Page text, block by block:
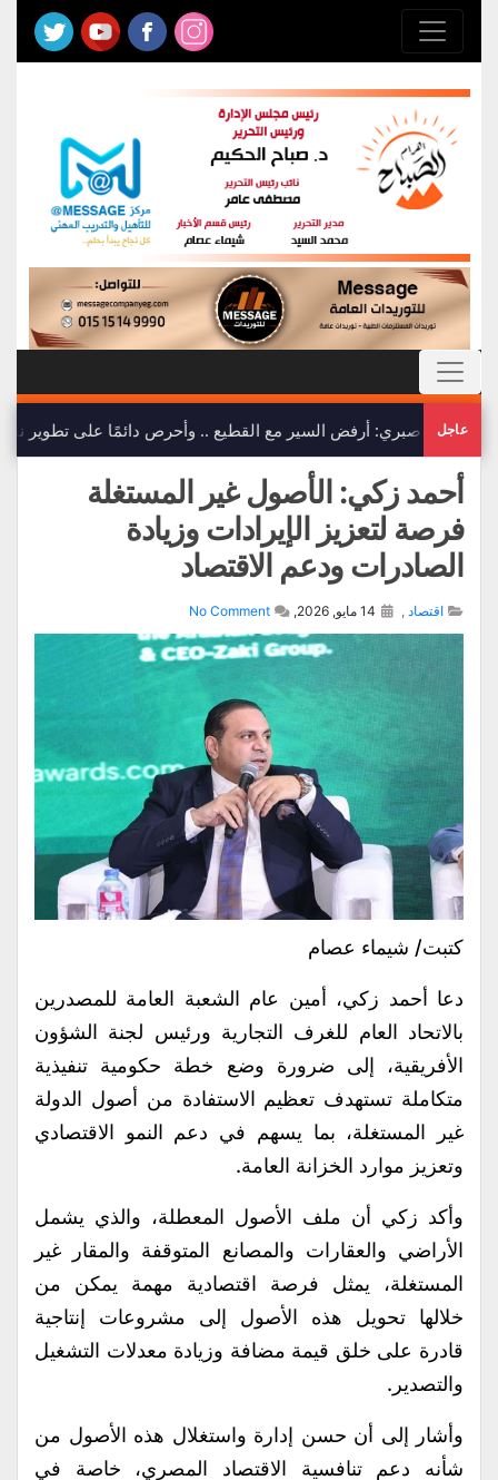
عاجل
ياسمين صبري: أرفض السير مع القطيع .. وأحرص دائمًا على تطوير
أحمد زكي: الأصول غير المستغلة
فرصة لتعزيز الإيرادات وزيادة
الصادرات ودعم الاقتصاد
اقتصاد ,
No Comment
كتبت/ شيماء عصام
دعا أحمد زكي، أمين عام الشعبة العامة للمصدرين
بالاتحاد العام للغرف التجارية ورئيس لجنة الشؤون
الأفريقية، إلى ضرورة وضع خطة حكومية تنفيذية
متكاملة تستهدف تعظيم الاستفادة من أصول الدولة
غير المستغلة، بما يسهم في دعم النمو الاقتصادي
وتعزيز موارد الخزانة العامة.
وأكد زكي أن ملف الأصول المعطلة، والذي يشمل
الأراضي والعقارات والمصانع المتوقفة والمقار غير
المستغلة، يمثل فرصة اقتصادية مهمة يمكن من
خلالها تحويل هذه الأصول إلى مشروعات إنتاجية
قادرة على خلق قيمة مضافة وزيادة معدلات التشغيل
والتصدير.
وأشار إلى أن حسن إدارة واستغلال هذه الأصول من
شأنه دعم تنافسية الاقتصاد المصري، خاصة في